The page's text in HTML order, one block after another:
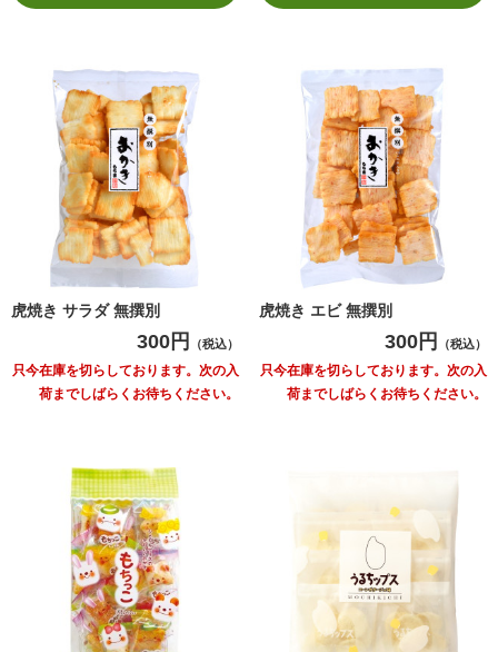
虎焼き サラダ 無撰別
300円 （税込）
只今在庫を切らしております。次の入
荷までしばらくお待ちください。
虎焼き エビ 無撰別
300円 （税込）
只今在庫を切らしております。次の入
荷までしばらくお待ちください。